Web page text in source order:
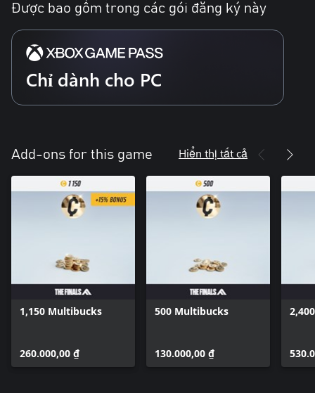
Được bao gồm trong các gói đăng ký này
Chỉ dành cho PC
Add-ons for this game Hiển thị tất cả
1,150 Multibucks
260.000,00 ₫
500 Multibucks
130.000,00 ₫